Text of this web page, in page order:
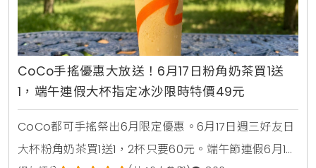
CoCo手搖優惠大放送！6月17日粉角奶茶買1送
1，端午連假大杯指定冰沙限時特價49元
CoCo都可手搖祭出6月限定優惠。6月17日週三好友日
大杯粉角奶茶買1送1，2杯只要60元。端午節連假6月19